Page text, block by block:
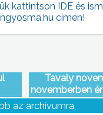
Tavaly
novemberben
az archívumra
kattintson IDE és
címen!